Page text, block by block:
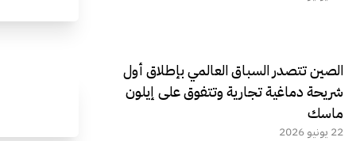
الصين تتصدر السباق العالمي بإطلاق أول
شريحة دماغية تجارية وتتفوق على إيلون
ماسك
22 يونيو 2026